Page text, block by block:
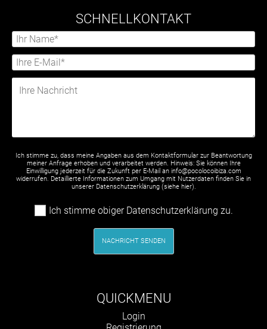
SCHNELLKONTAKT
Ich stimme zu, dass meine Angaben aus dem Kontaktformular zur Beantwortung
meiner Anfrage erhoben und verarbeitet werden. Hinweis: Sie können Ihre
Einwilligung jederzeit für die Zukunft per E-Mail an info@pocolocoibiza.com
widerrufen. Detaillierte Informationen zum Umgang mit Nutzerdaten finden Sie in
unserer Datenschutzerklärung (siehe hier).
Ich stimme obiger Datenschutzerklärung zu.
NACHRICHT SENDEN
QUICKMENU
Navigation
Login